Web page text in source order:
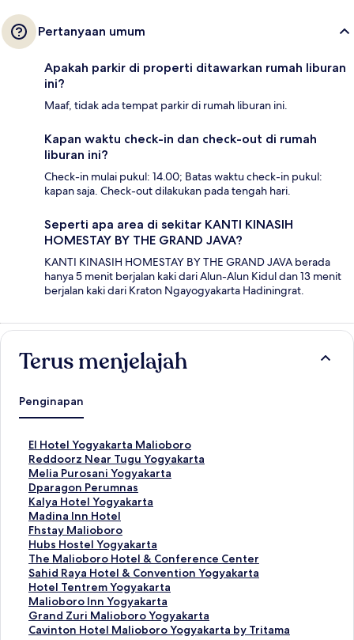
Pertanyaan umum
Apakah parkir di properti ditawarkan rumah liburan
ini?
Maaf, tidak ada tempat parkir di rumah liburan ini.
Kapan waktu check-in dan check-out di rumah
liburan ini?
Check-in mulai pukul: 14.00; Batas waktu check-in pukul:
kapan saja. Check-out dilakukan pada tengah hari.
Seperti apa area di sekitar KANTI KINASIH
HOMESTAY BY THE GRAND JAVA?
KANTI KINASIH HOMESTAY BY THE GRAND JAVA berada
hanya 5 menit berjalan kaki dari Alun-Alun Kidul dan 13 menit
berjalan kaki dari Kraton Ngayogyakarta Hadiningrat.
Terus menjelajah
Penginapan
El Hotel Yogyakarta Malioboro
T
a
u
t
a
n
S
t
a
n
d
a
r
u
Reddoorz Near Tugu Yogyakarta
T
a
u
t
a
n
S
t
a
n
d
a
r
Melia Purosani Yogyakarta
T
a
u
t
a
n
S
t
a
n
d
a
Dparagon Perumnas
T
a
u
t
a
n
S
t
a
n
d
Kalya Hotel Yogyakarta
T
a
u
t
a
n
S
t
a
n
Madina Inn Hotel
T
a
u
t
a
n
S
t
a
Fhstay Malioboro
T
a
u
t
a
n
S
t
Hubs Hostel Yogyakarta
T
a
u
t
a
n
S
The Malioboro Hotel & Conference Center
T
a
u
t
a
n
Sahid Raya Hotel & Convention Yogyakarta
T
a
u
t
a
Hotel Tentrem Yogyakarta
T
a
u
t
Malioboro Inn Yogyakarta
T
a
u
Grand Zuri Malioboro Yogyakarta
T
a
Cavinton Hotel Malioboro Yogyakarta by Tritama
T